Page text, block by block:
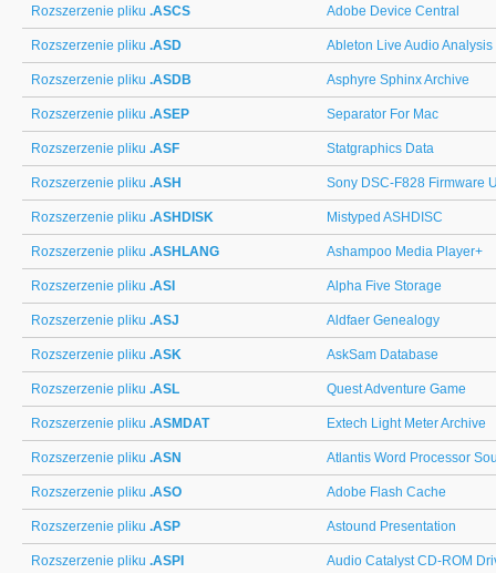
Rozszerzenie pliku .ASCS Adobe Device Central
Rozszerzenie pliku .ASD Ableton Live Audio Analysis
Rozszerzenie pliku .ASDB Asphyre Sphinx Archive
Rozszerzenie pliku .ASEP Separator For Mac
Rozszerzenie pliku .ASF Statgraphics Data
Rozszerzenie pliku .ASH Sony DSC-F828 Firmware
Rozszerzenie pliku .ASHDISK Mistyped ASHDISC
Rozszerzenie pliku .ASHLANG Ashampoo Media Player+
Rozszerzenie pliku .ASI Alpha Five Storage
Rozszerzenie pliku .ASJ Aldfaer Genealogy
Rozszerzenie pliku .ASK AskSam Database
Rozszerzenie pliku .ASL Quest Adventure Game
Rozszerzenie pliku .ASMDAT Extech Light Meter Archive
Rozszerzenie pliku .ASN Atlantis Word Processor
Rozszerzenie pliku .ASO Adobe Flash Cache
Rozszerzenie pliku .ASP Astound Presentation
Rozszerzenie pliku .ASPI Audio Catalyst CD-ROM